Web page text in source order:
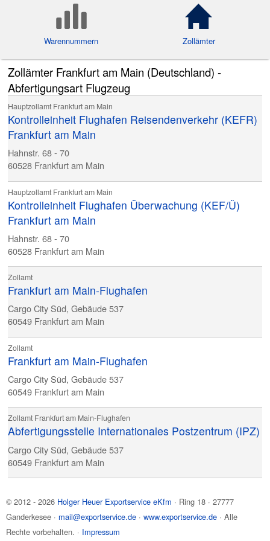
Warennummern Zollämter
Zollämter Frankfurt am Main (Deutschland) -
Abfertigungsart Flugzeug
Hauptzollamt Frankfurt am Main
Kontrolleinheit Flughafen Reisendenverkehr (KEFR)
Frankfurt am Main
Hahnstr. 68 - 70
60528 Frankfurt am Main
Hauptzollamt Frankfurt am Main
Kontrolleinheit Flughafen Überwachung (KEF/Ü)
Frankfurt am Main
Hahnstr. 68 - 70
60528 Frankfurt am Main
Zollamt
Frankfurt am Main-Flughafen
Cargo City Süd, Gebäude 537
60549 Frankfurt am Main
Zollamt
Frankfurt am Main-Flughafen
Cargo City Süd, Gebäude 537
60549 Frankfurt am Main
Zollamt Frankfurt am Main-Flughafen
Abfertigungsstelle Internationales Postzentrum (IPZ)
Cargo City Süd, Gebäude 537
60549 Frankfurt am Main
© 2012 - 2026 Holger Heuer Exportservice eKfm · Ring 18 ·27777
Ganderkesee · mail@exportservice.de ·www.exportservice.de · Alle
Rechte vorbehalten. · Impressum